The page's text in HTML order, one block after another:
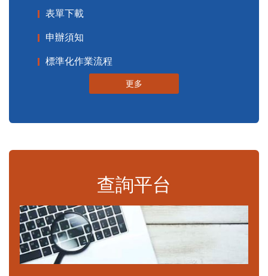
表單下載
申辦須知
標準化作業流程
更多
查詢平台